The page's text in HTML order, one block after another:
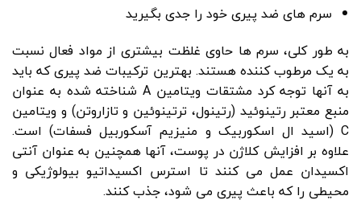
سرم های ضد پیری خود را جدی بگیرید
به طور کلی، سرم ها حاوی غلظت بیشتری از مواد فعال نسبت
به یک مرطوب کننده هستند. بهترین ترکیبات ضد پیری که باید
به آنها توجه کرد مشتقات ویتامین A شناخته شده به عنوان
منبع معتبر رتینوئید (رتینول، ترتینوئین و تازاروتن) و ویتامین
C (اسید ال اسکوربیک و منیزیم آسکوربیل فسفات) است.
علاوه بر افزایش کلاژن در پوست، آنها همچنین به عنوان آنتی
اکسیدان عمل می کنند تا استرس اکسیداتیو بیولوژیکی و
محیطی را که باعث پیری می شود، جذب کنند.